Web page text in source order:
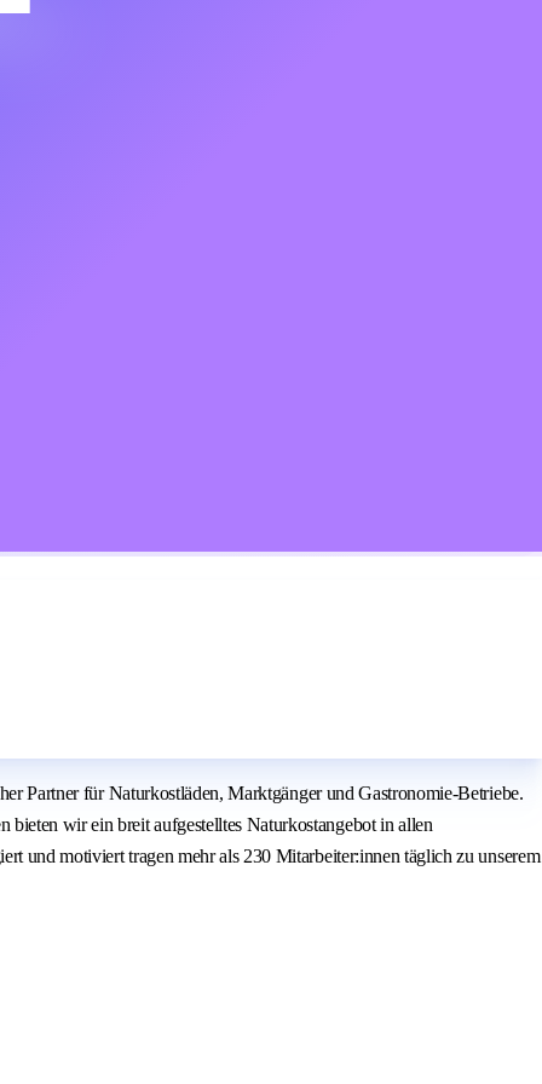
Partner für Naturkostläden, Marktgänger und Gastronomie-Betriebe.
bieten wir ein breit aufgestelltes Naturkostangebot in allen
und motiviert tragen mehr als 230 Mitarbeiter:innen täglich zu unserem